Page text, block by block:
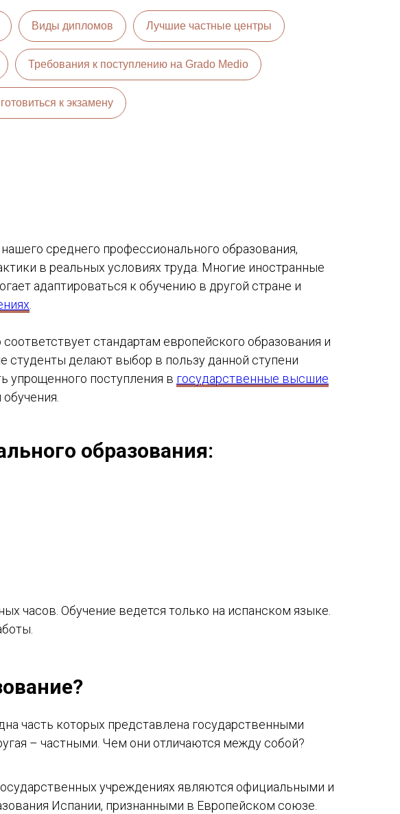
Виды дипломов Лучшие частные центры
Требования к поступлению на Grado Medio
к экзамену
среднего профессионального образования,
в реальных условиях труда. Многие иностранные
адаптироваться к обучению в другой стране и
стандартам европейского образования и
студенты делают выбор в пользу данной ступени
упрощенного поступления в государственные высшие
образования:
часов. Обучение ведется только на испанском языке.
часть которых представлена государственными
– частными. Чем они отличаются между собой?
учреждениях являются официальными и
Испании, признанными в Европейском союзе.